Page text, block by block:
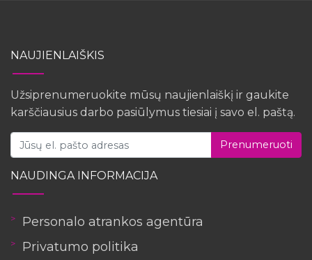
NAUJIENLAIŠKIS
Užsiprenumeruokite mūsų naujienlaiškį ir gaukite
karščiausius darbo pasiūlymus tiesiai į savo el. paštą.
Prenumeruoti
NAUDINGA INFORMACIJA
Personalo atrankos agentūra
Privatumo politika